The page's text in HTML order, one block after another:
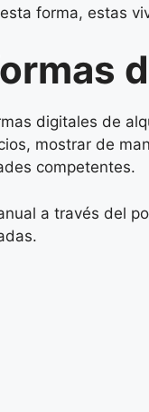
forma, estas
digitales de
mostrar de
competentes.
a través del